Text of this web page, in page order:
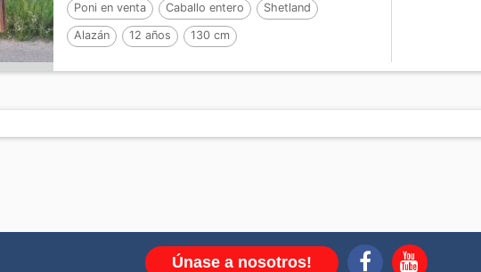
Poni en venta Caballo entero Shetland
Alazán 12 años 130 cm
Únase a nosotros!